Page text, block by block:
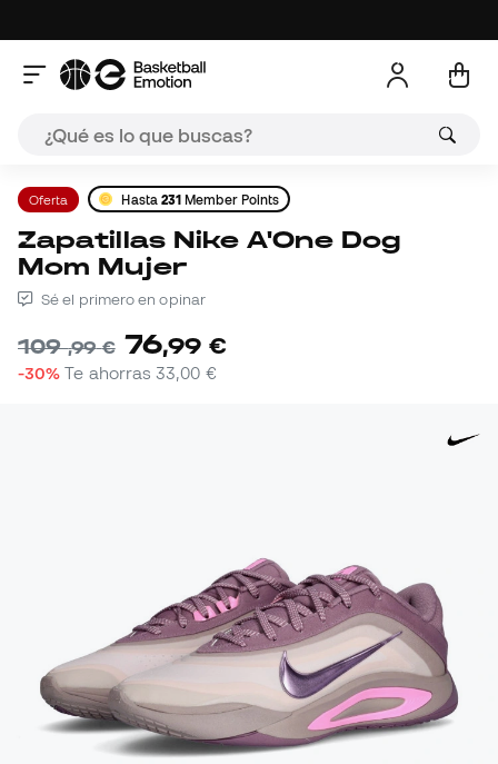
Oferta Hasta 231 Member Points
Zapatillas Nike A'One Dog
Mom Mujer
Sé el primero en opinar
109,99 € 76,99 €
-30% Te ahorras33,00 €